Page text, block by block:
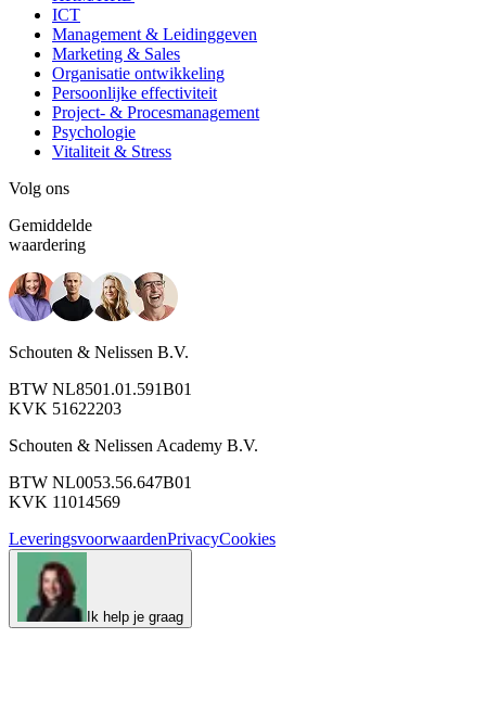
ICT
Management & Leidinggeven
Marketing & Sales
Organisatie ontwikkeling
Persoonlijke effectiviteit
Project- & Procesmanagement
Psychologie
Vitaliteit & Stress
Volg ons
Gemiddelde
waardering
Schouten & Nelissen B.V.
BTW NL8501.01.591B01
KVK 51622203
Schouten & Nelissen Academy B.V.
BTW NL0053.56.647B01
KVK 11014569
LeveringsvoorwaardenPrivacyCookies
Ik help je graag